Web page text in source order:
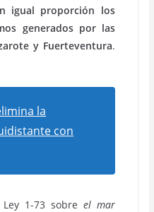
igual proporción los
generados por las
y Fuerteventura.
la
con
1-73 sobre el mar